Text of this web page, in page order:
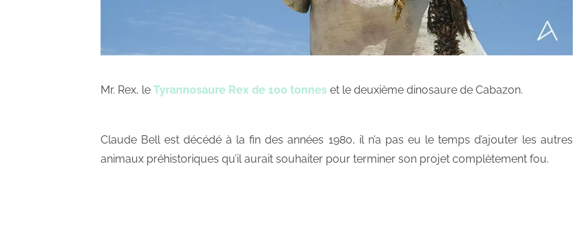
Mr. Rex, le Tyrannosaure Rex de 100 tonnes et le deuxième dinosaure de Cabazon.
Claude Bell est décédé à la fin des années 1980, il n’a pas eu le temps d’ajouter les autres
animaux préhistoriques qu’il aurait souhaiter pour terminer son projet complètement fou.